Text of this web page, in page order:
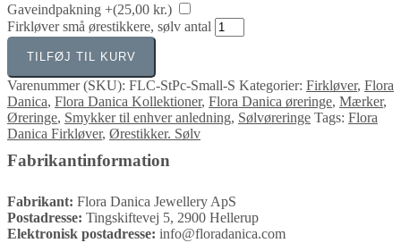
Gaveindpakning +(25,00 kr.)
Firkløver små ørestikkere, sølv antal
TILFØJ TIL KURV
Varenummer (SKU): FLC-StPc-Small-S Kategorier: Firkløver, Flora
Danica, Flora Danica Kollektioner, Flora Danica øreringe, Mærker,
Øreringe, Smykker til enhver anledning, Sølvøreringe Tags: Flora
Danica Firkløver, Ørestikker. Sølv
Fabrikantinformation
Fabrikant: Flora Danica Jewellery ApS
Postadresse: Tingskiftevej 5, 2900 Hellerup
Elektronisk postadresse: info@floradanica.com